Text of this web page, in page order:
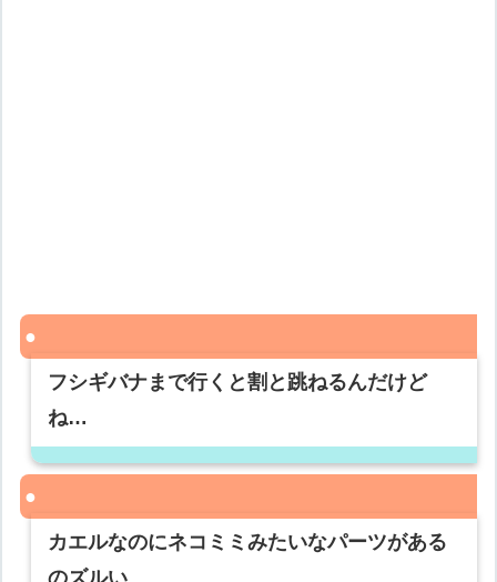
フシギバナまで行くと割と跳ねるんだけど
ね…
カエルなのにネコミミみたいなパーツがある